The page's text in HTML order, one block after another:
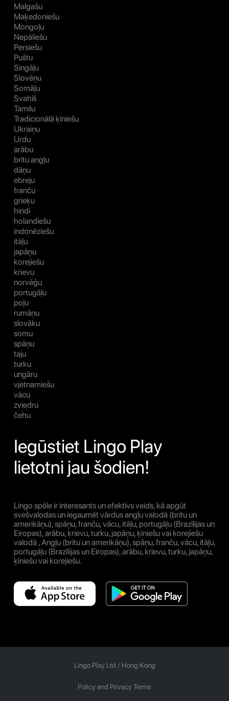
Malgašu
Maķedoniešu
Mongoļu
Nepāliešu
Persiešu
Puštu
Singāļu
Slovēņu
Somāļu
Svahili
Tamilu
Tradicionālā ķīniešu
Ukraiņu
Urdu
arābu
britu angļu
dāņu
ebreju
franču
grieķu
hindi
holandiešu
indonēziešu
itāļu
japāņu
korejiešu
krievu
norvēģu
portugāļu
poļu
rumāņu
slovāku
somu
spāņu
taju
turku
ungāru
vjetnamiešu
vācu
zviedru
čehu
Iegūstiet Lingo Play
lietotni jau šodien!
Lingo spēle ir interesants un efektīvs veids, kā apgūt
svešvalodas un iegaumēt vārdus angļu valodā (britu un
amerikāņu), spāņu, franču, vācu, itāļu, portugāļu (Brazīlijas un
Eiropas), arābu, krievu, turku, japāņu, ķīniešu vai korejiešu
valodā , Angļu (britu un amerikāņu), spāņu, franču, vācu, itāļu,
portugāļu (Brazīlijas un Eiropas), arābu, krievu, turku, japāņu,
ķīniešu vai korejiešu.
Lingo Play Ltd / Hong Kong
Policy and Privacy Terms